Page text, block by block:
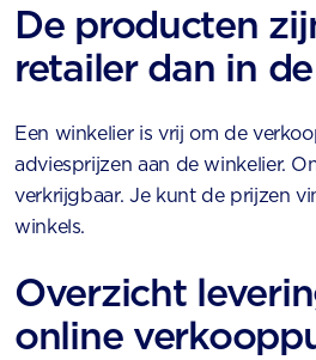
De producten
retailer dan in
Een winkelier is vrij om de
adviesprijzen aan de winkelier.
verkrijgbaar. Je kunt de prijzen
winkels.
Overzicht
online